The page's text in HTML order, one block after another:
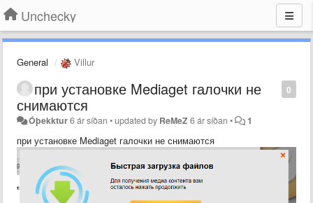
Unchecky
General Villur
0
при установке Mediaget галочки не
снимаются
Óþekktur6 ár síðan •updated by ReMeZ 6 ár síðan • 1
при установке Mediaget галочки не снимаются